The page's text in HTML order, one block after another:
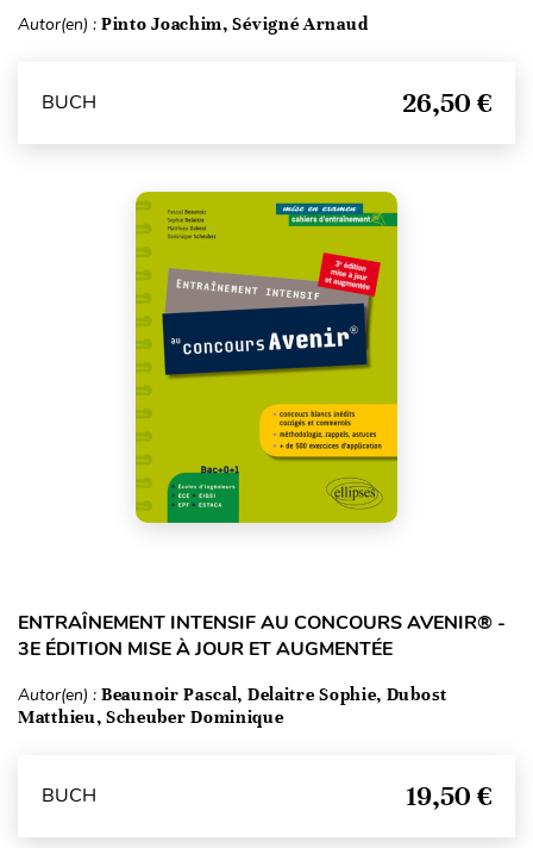
Autor(en) : Pinto Joachim, Sévigné Arnaud
BUCH 26,50 €
ENTRAÎNEMENT INTENSIF AU CONCOURS AVENIR® -
3E ÉDITION MISE À JOUR ET AUGMENTÉE
Autor(en) : Beaunoir Pascal, Delaitre Sophie, Dubost
Matthieu, Scheuber Dominique
BUCH 19,50 €